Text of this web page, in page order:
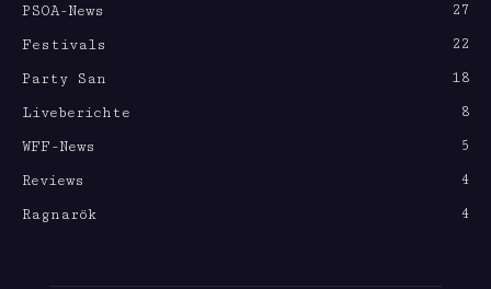
PSOA-News
27
Festivals
22
Party San
18
Liveberichte
8
WFF-News
5
Reviews
4
Ragnarök
4